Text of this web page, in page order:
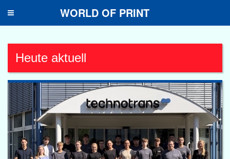
Toggle
WORLD OF PRINT
Heute aktuell